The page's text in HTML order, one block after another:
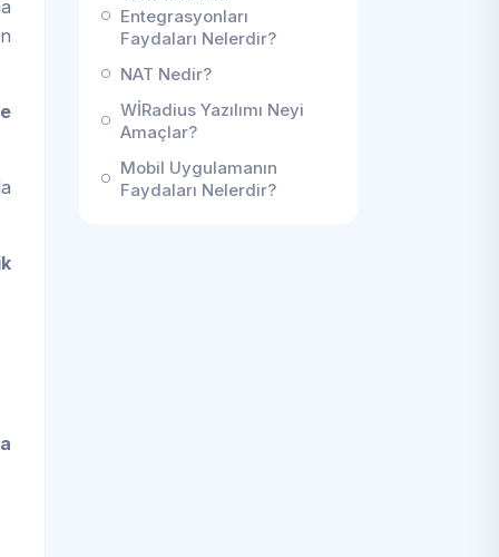
Entegrasyonları
Faydaları Nelerdir?
NAT Nedir?
WİRadius Yazılımı Neyi
Amaçlar?
Mobil Uygulamanın
Faydaları Nelerdir?